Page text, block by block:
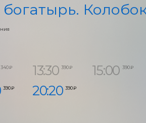
340 ₽ 13:30 390 ₽ 15:00 390 ₽
390 ₽ 20:20 390 ₽